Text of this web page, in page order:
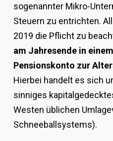
sogenannter Mikro-
Steuern zu entrichten.
2019 die Pflicht zu
am Jahresende in
Pensionskonto zur
Hierbei handelt es sich
sinniges
Westen üblichen
Schneeballsystems).